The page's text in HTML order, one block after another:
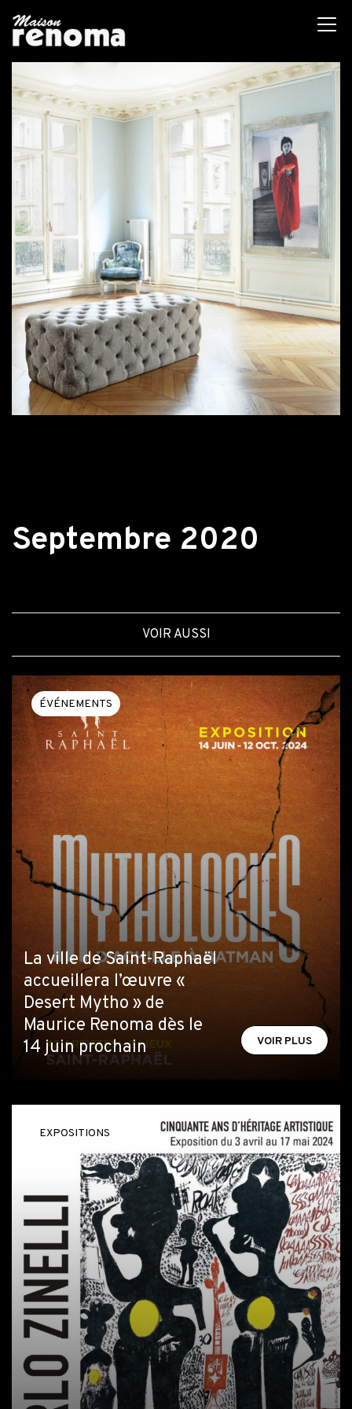
Septembre 2020
VOIR AUSSI
ÉVÉNEMENTS
La ville de Saint-Raphaël
accueillera l’œuvre «
Desert Mytho » de
Maurice Renoma dès le
14 juin prochain
VOIR PLUS
EXPOSITIONS